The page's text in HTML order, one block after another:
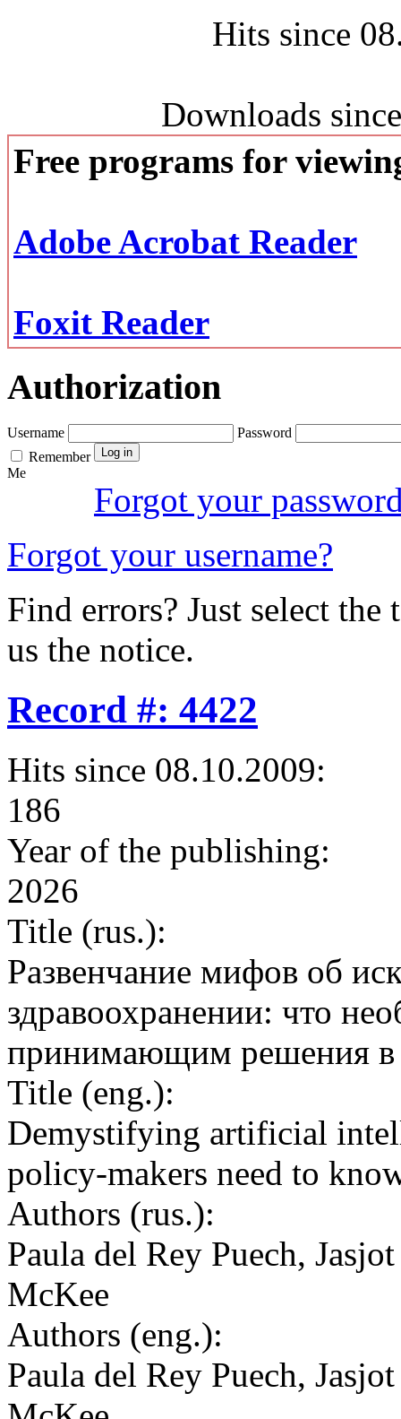
Hits since
Downloads
Free programs for
Adobe Acrobat Reader
Foxit Reader
Authorization
Username
Password
Remember
Me
Forgot your
Forgot your username?
Find errors? Just select
us the notice.
Record #: 4422
Hits since 08.10.2009:
186
Year of the publishing:
2026
Title (rus.):
Развенчание мифов об
здравоохранении: что
принимающим решения в
Title (eng.):
Demystifying artificial
policy-makers need to
Authors (rus.):
Paula del Rey Puech,
McKee
Authors (eng.):
Paula del Rey Puech,